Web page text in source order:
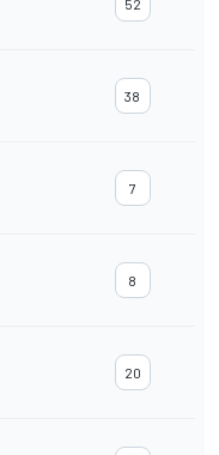
52
38
7
8
20